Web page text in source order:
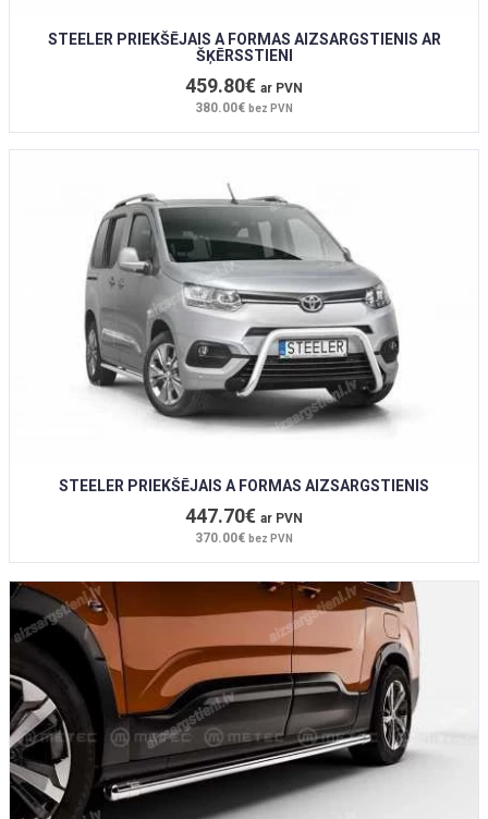
STEELER PRIEKŠĒJAIS A FORMAS AIZSARGSTIENIS AR
ŠĶĒRSSTIENI
459.80€ ar PVN
380.00€ bez PVN
STEELER PRIEKŠĒJAIS A FORMAS AIZSARGSTIENIS
447.70€ ar PVN
370.00€ bez PVN